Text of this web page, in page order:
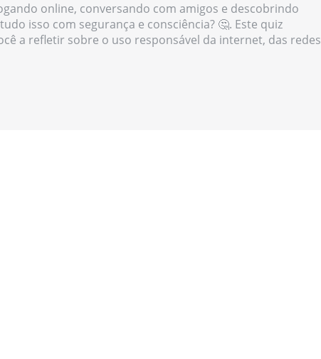
online, conversando com amigos e descobrindo
isso com segurança e consciência? 🤔. Este quiz
a refletir sobre o uso responsável da internet, das redes